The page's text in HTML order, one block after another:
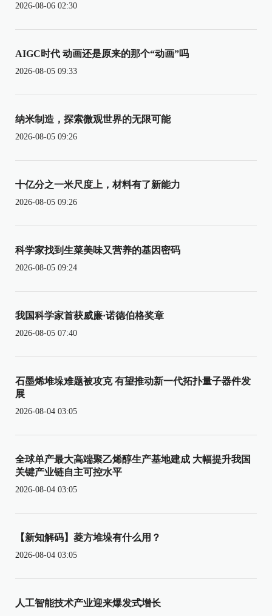
2026-08-06 02:30
AIGC时代 动画还是原来的那个“动画”吗
2026-08-05 09:33
纳米制造，探索微观世界的无限可能
2026-08-05 09:26
十亿分之一米尺度上，材料有了新能力
2026-08-05 09:26
科学家找到生菜美味又营养的基因密码
2026-08-05 09:24
我国科学家首获威廉·诺德伯格奖章
2026-08-05 07:40
石墨烯堆垛难题被攻克 有望推动新一代拓扑量子器件发
展
2026-08-04 03:05
全球单产最大高端聚乙烯醇生产基地建成 大幅提升我国
关键产业链自主可控水平
2026-08-04 03:05
【新知解码】菱方堆垛有什么用？
2026-08-04 03:05
人工智能技术产业迎来爆发式增长